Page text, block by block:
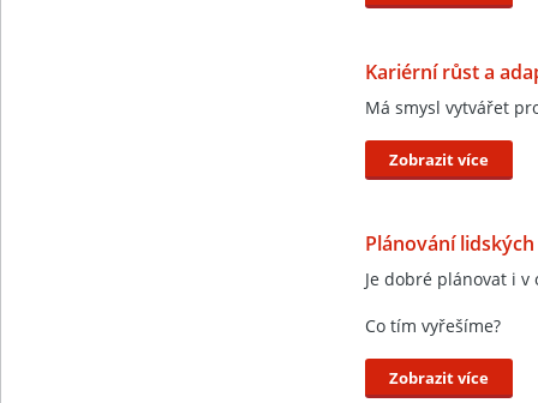
Kariérní růst a
Má smysl vytvářet
Zobrazit více
Plánování
Je dobré plánovat i
Co tím vyřešíme?
Zobrazit více